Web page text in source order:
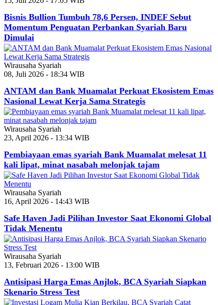
Bisnis Bullion Tumbuh 78,6 Persen, INDEF Sebut
Momentum Penguatan Perbankan Syariah Baru
Dimulai
Wirausaha Syariah
08, Juli 2026 - 18:34 WIB
ANTAM dan Bank Muamalat Perkuat Ekosistem Emas
Nasional Lewat Kerja Sama Strategis
Wirausaha Syariah
23, April 2026 - 13:34 WIB
Pembiayaan emas syariah Bank Muamalat melesat 11
kali lipat, minat nasabah melonjak tajam
Wirausaha Syariah
16, April 2026 - 14:43 WIB
Safe Haven Jadi Pilihan Investor Saat Ekonomi Global
Tidak Menentu
Wirausaha Syariah
13, Februari 2026 - 13:00 WIB
Antisipasi Harga Emas Anjlok, BCA Syariah Siapkan
Skenario Stress Test